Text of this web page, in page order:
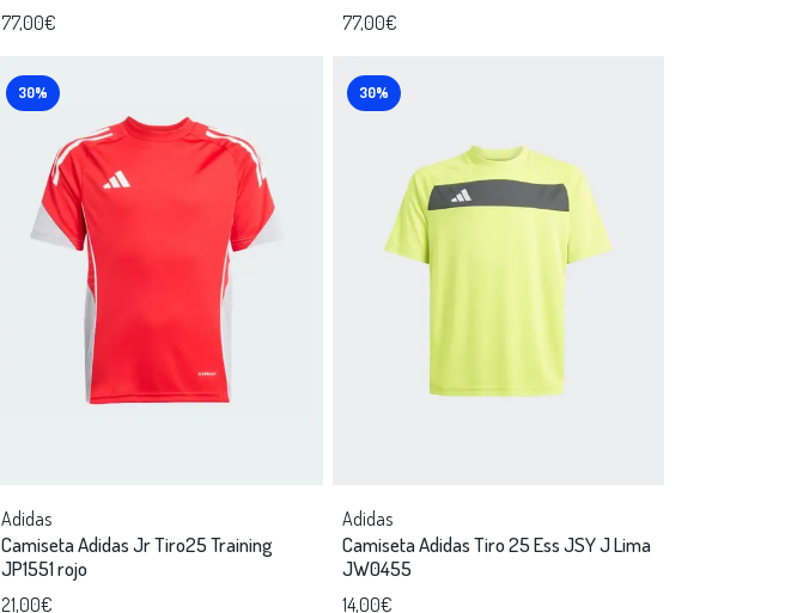
77,00€ 77,00€
30%
Adidas
Camiseta Adidas Jr Tiro25 Training
JP1551 rojo
21,00€
30%
Adidas
Camiseta Adidas Tiro 25 Ess JSY J Lima
JW0455
14,00€